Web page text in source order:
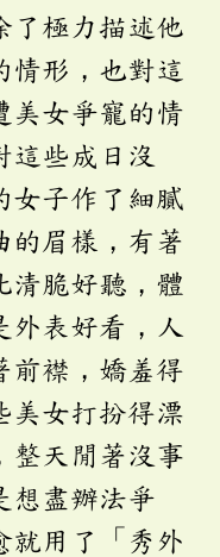
了極力描述他
情形，也對這
美女爭寵的情
這些成日沒
女子作了細膩
的眉樣，有著
清脆好聽，體
外表好看，人
前襟，嬌羞得
美女打扮得漂
整天閒著沒事
想盡辦法爭
就用了「秀外